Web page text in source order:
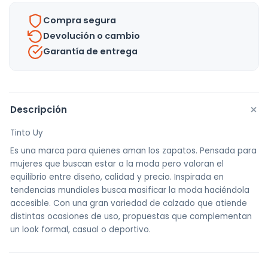
Compra segura
Devolución o cambio
Garantía de entrega
Descripción +
Tinto Uy
Es una marca para quienes aman los zapatos. Pensada para
mujeres que buscan estar a la moda pero valoran el
equilibrio entre diseño, calidad y precio. Inspirada en
tendencias mundiales busca masificar la moda haciéndola
accesible. Con una gran variedad de calzado que atiende
distintas ocasiones de uso, propuestas que complementan
un look formal, casual o deportivo.